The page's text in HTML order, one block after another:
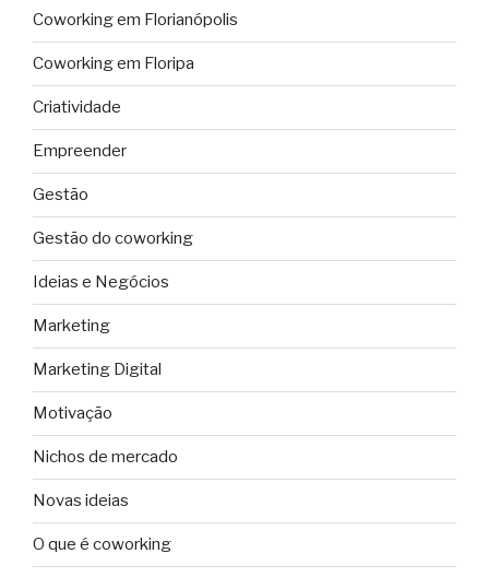
Coworking em Florianópolis
Coworking em Floripa
Criatividade
Empreender
Gestão
Gestão do coworking
Ideias e Negócios
Marketing
Marketing Digital
Motivação
Nichos de mercado
Novas ideias
O que é coworking